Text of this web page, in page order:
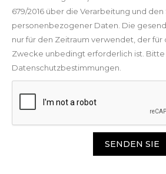
679/2016 über die Verarbeitung und den
personenbezogener Daten. Die
nur für den Zeitraum verwendet, der
Zwecke unbedingt erforderlich ist.
Datenschutzbestimmungen.
SENDEN SIE